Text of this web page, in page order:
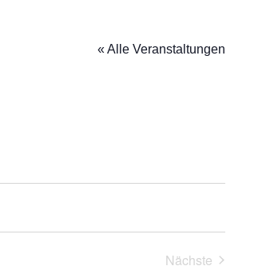
« Alle Veranstaltungen
Nächste